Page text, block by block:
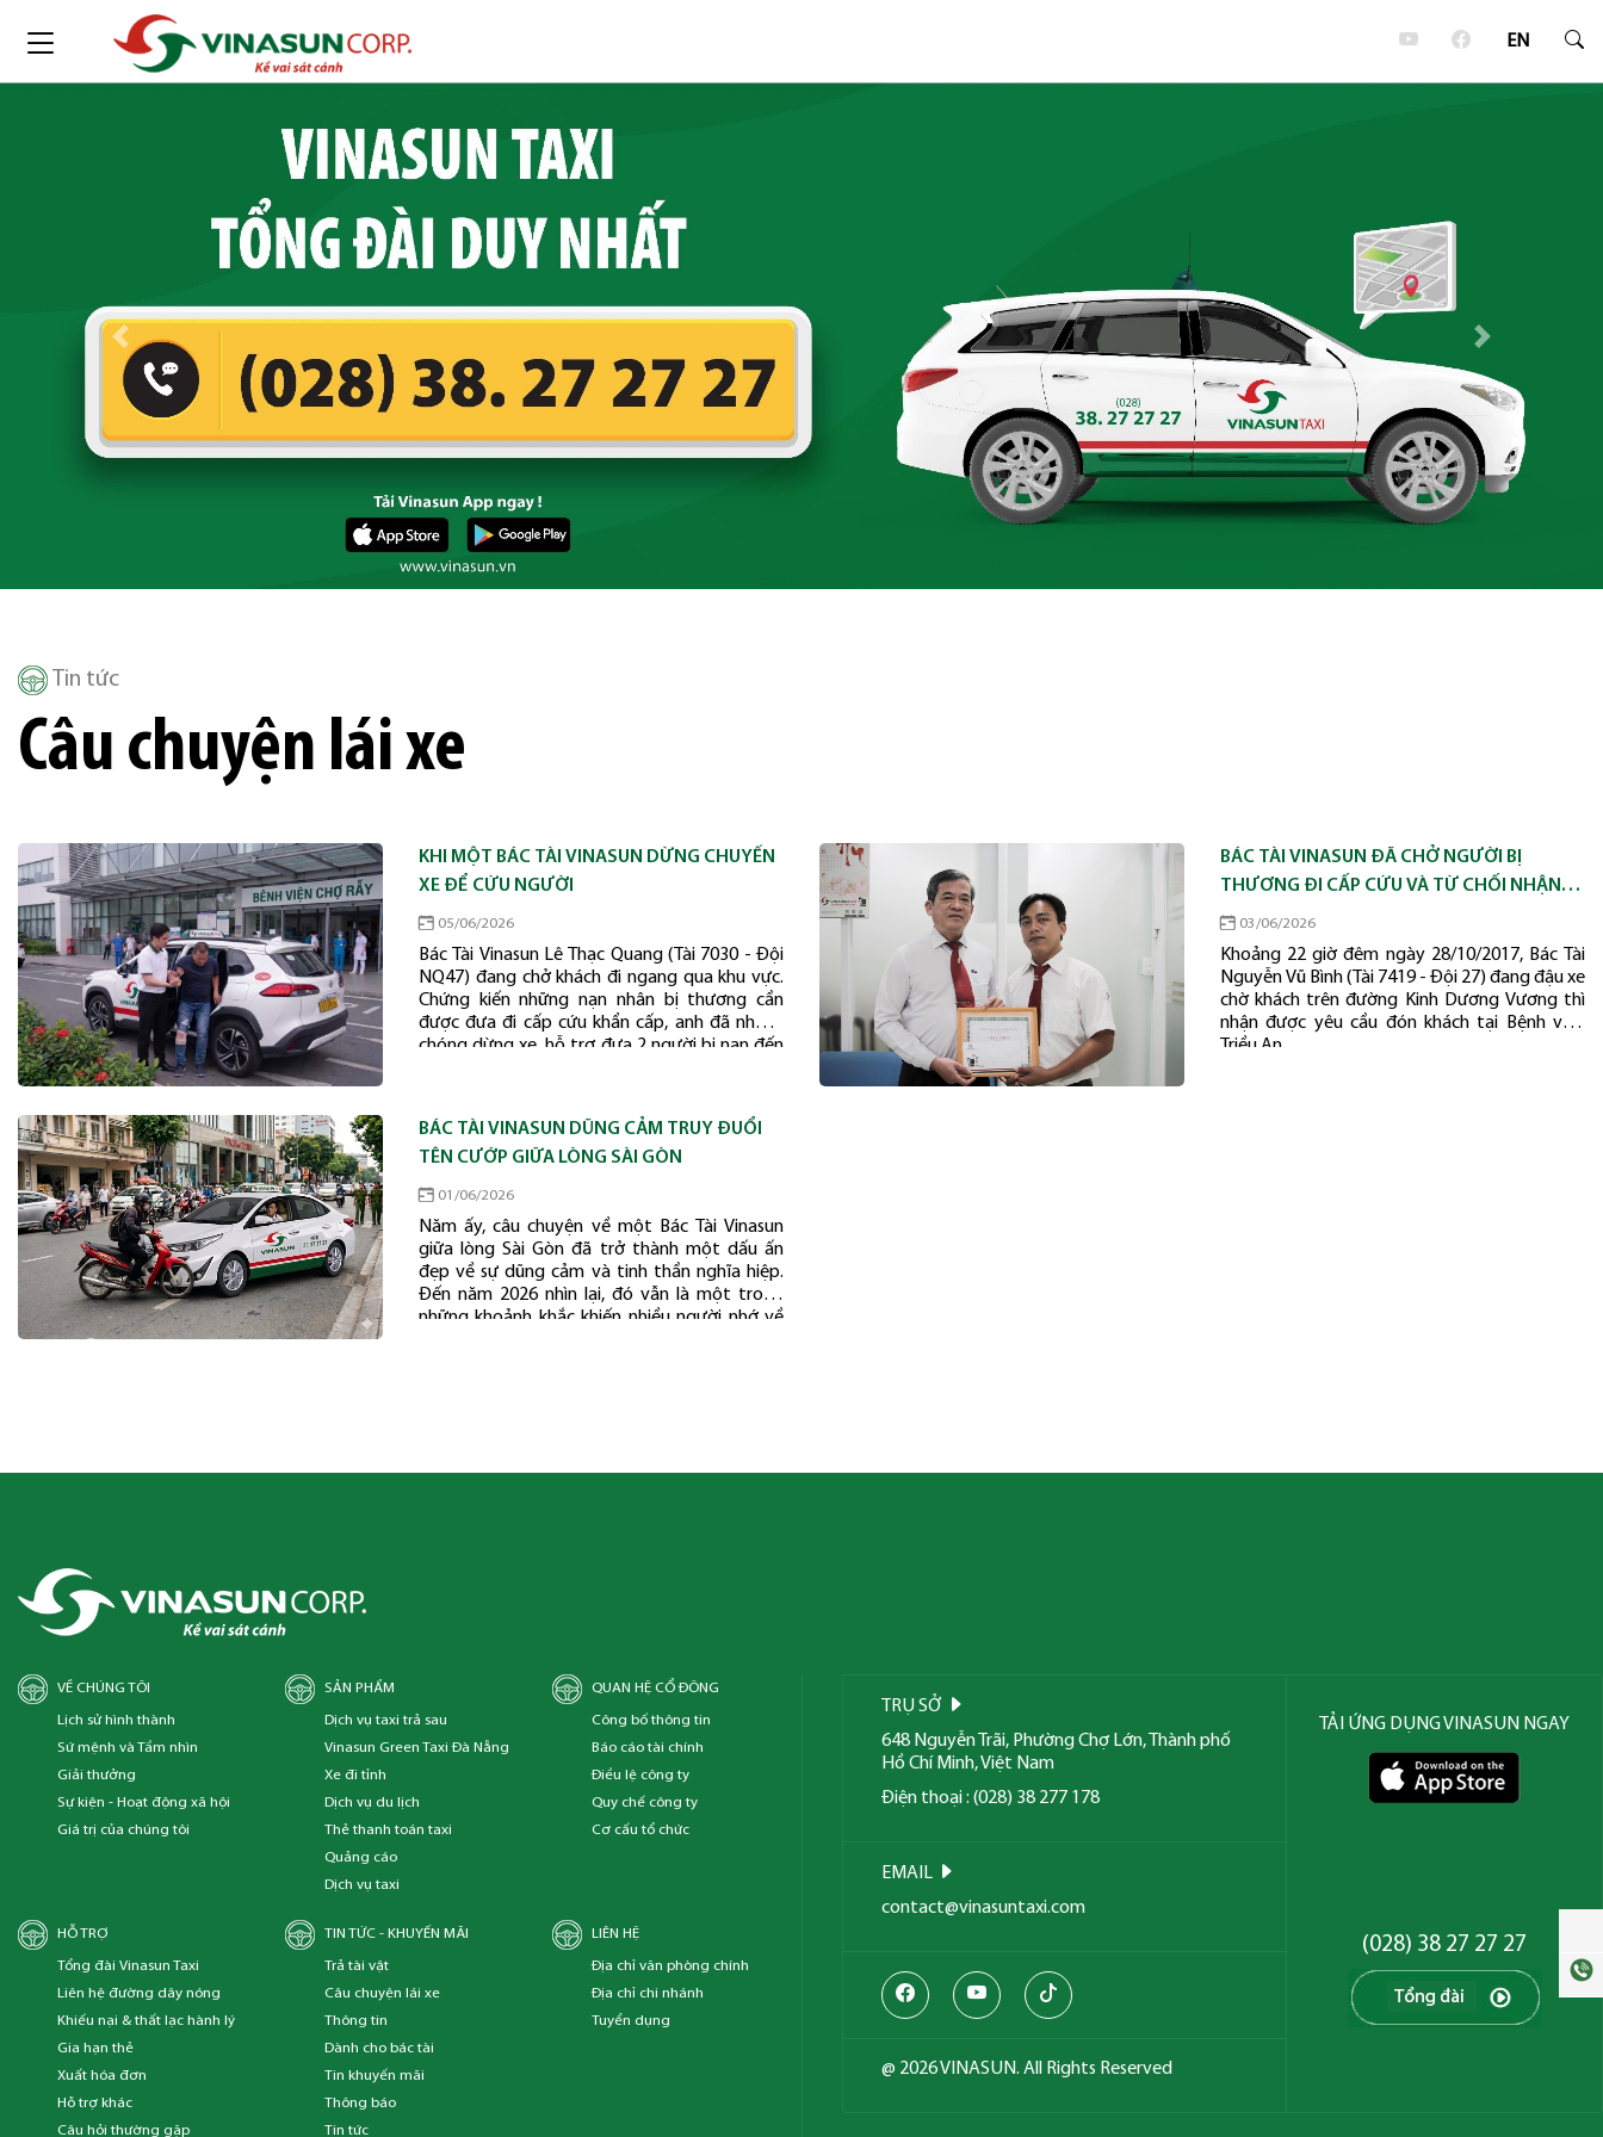
EN
Previous Next
Tin tức
Câu chuyện lái xe
KHI MỘT BÁC TÀI VINASUN DỪNG CHUYẾN
XE ĐỂ CỨU NGƯỜI
05/06/2026
Bác Tài Vinasun Lê Thạc Quang (Tài 7030 - Đội
NQ47) đang chở khách đi ngang qua khu vực.
Chứng kiến những nạn nhân bị thương cần
được đưa đi cấp cứu khẩn cấp, anh đã nhanh
chóng dừng xe, hỗ trợ đưa 2 người bị nạn đến
BÁC TÀI VINASUN ĐÃ CHỞ NGƯỜI BỊ
THƯƠNG ĐI CẤP CỨU VÀ TỪ CHỐI NHẬN
TIỀN CƯỚC
03/06/2026
Khoảng 22 giờ đêm ngày 28/10/2017, Bác Tài
Nguyễn Vũ Bình (Tài 7419 - Đội 27) đang đậu xe
chờ khách trên đường Kinh Dương Vương thì
nhận được yêu cầu đón khách tại Bệnh viện
Triều An.
BÁC TÀI VINASUN DŨNG CẢM TRUY ĐUỔI
TÊN CƯỚP GIỮA LÒNG SÀI GÒN
01/06/2026
Năm ấy, câu chuyện về một Bác Tài Vinasun
giữa lòng Sài Gòn đã trở thành một dấu ấn
đẹp về sự dũng cảm và tinh thần nghĩa hiệp.
Đến năm 2026 nhìn lại, đó vẫn là một trong
những khoảnh khắc khiến nhiều người nhớ về
VỀ CHÚNG TÔI
Lịch sử hình thành
Sứ mệnh và Tầm nhìn
Giải thưởng
Sự kiện - Hoạt động xã hội
Giá trị của chúng tôi
SẢN PHẨM
Dịch vụ taxi trả sau
Vinasun Green Taxi Đà Nẵng
Xe đi tỉnh
Dịch vụ du lịch
Thẻ thanh toán taxi
Quảng cáo
Dịch vụ taxi
QUAN HỆ CỔ ĐÔNG
Công bố thông tin
Báo cáo tài chính
Điều lệ công ty
Quy chế công ty
Cơ cấu tổ chức
HỖ TRỢ
Tổng đài Vinasun Taxi
Liên hệ đường dây nóng
Khiếu nại & thất lạc hành lý
Gia hạn thẻ
Xuất hóa đơn
Hỗ trợ khác
Câu hỏi thường gặp
TIN TỨC - KHUYẾN MÃI
Trả tài vật
Câu chuyện lái xe
Thông tin
Dành cho bác tài
Tin khuyến mãi
Thông báo
Tin tức
LIÊN HỆ
Địa chỉ văn phòng chính
Địa chỉ chi nhánh
Tuyển dụng
TRỤ SỞ
648 Nguyễn Trãi, Phường Chợ Lớn, Thành phố
Hồ Chí Minh, Việt Nam
Điện thoại : (028) 38 277 178
EMAIL
contact@vinasuntaxi.com
@ 2026 VINASUN. All Rights Reserved
TẢI ỨNG DỤNG VINASUN NGAY
(028) 38 27 27 27